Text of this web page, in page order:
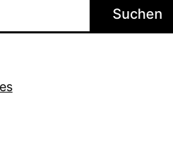
Suchen